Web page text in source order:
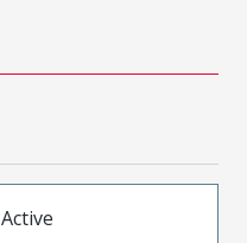
Active